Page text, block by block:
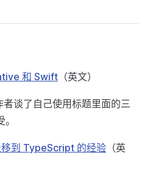
和 Swift （英文）
谈了自己使用标题里面的三
到 TypeScript 的经验 （英